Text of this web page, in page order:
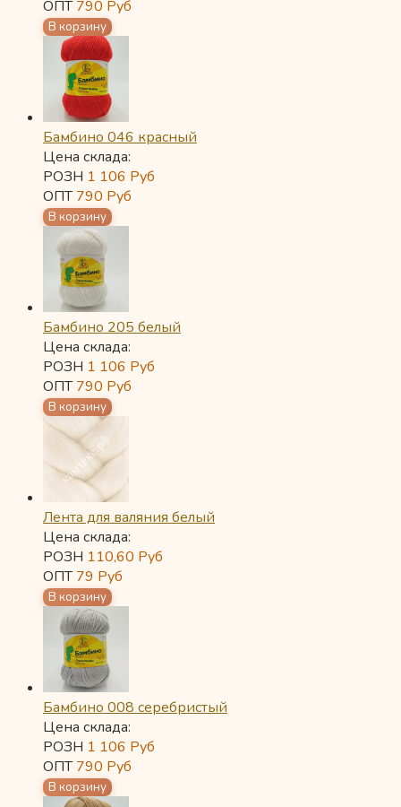
ОПТ790 Руб
Бамбино 046 красный
Цена склада:
РОЗН 1 106 Руб
ОПТ790 Руб
Бамбино 205 белый
Цена склада:
РОЗН 1 106 Руб
ОПТ790 Руб
Лента для валяния белый
Цена склада:
РОЗН 110,60 Руб
ОПТ79 Руб
Бамбино 008 серебристый
Цена склада:
РОЗН 1 106 Руб
ОПТ790 Руб